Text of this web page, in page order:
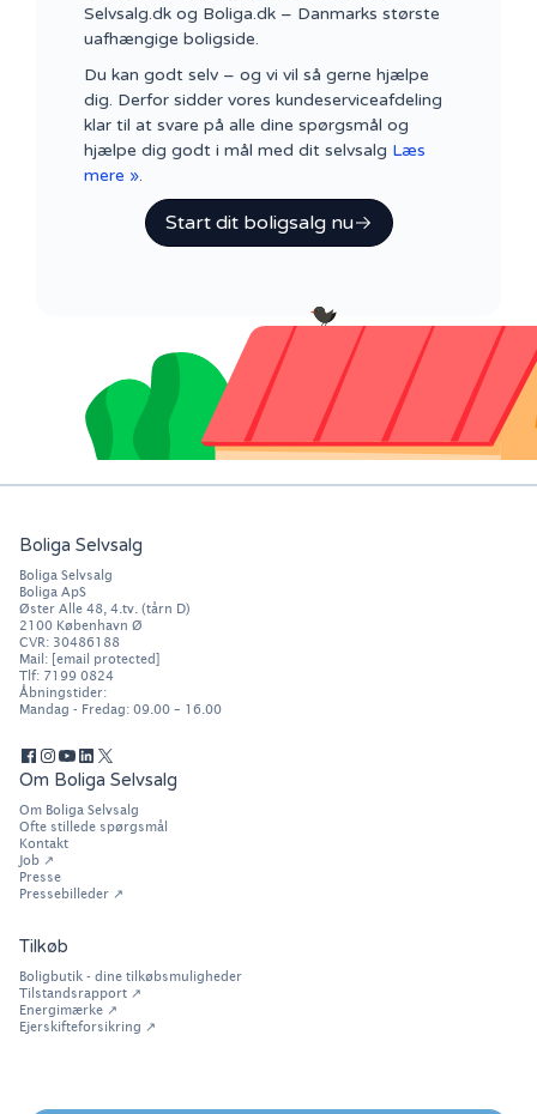
Selvsalg.dk og Boliga.dk – Danmarks største
uafhængige boligside.
Du kan godt selv – og vi vil så gerne hjælpe
dig. Derfor sidder vores kundeserviceafdeling
klar til at svare på alle dine spørgsmål og
hjælpe dig godt i mål med dit selvsalg Læs
mere ».
Start dit boligsalg nu
Boliga Selvsalg
Boliga Selvsalg
Boliga ApS
Øster Alle 48, 4.tv. (tårn D)
2100 København Ø
CVR: 30486188
Mail: [email protected]
Tlf: 7199 0824
Åbningstider:
Mandag - Fredag: 09.00 – 16.00
Om Boliga Selvsalg
Om Boliga Selvsalg
Ofte stillede spørgsmål
Kontakt
Job ↗
Presse
Pressebilleder ↗
Tilkøb
Boligbutik - dine tilkøbsmuligheder
Tilstandsrapport ↗
Energimærke ↗
Ejerskifteforsikring ↗